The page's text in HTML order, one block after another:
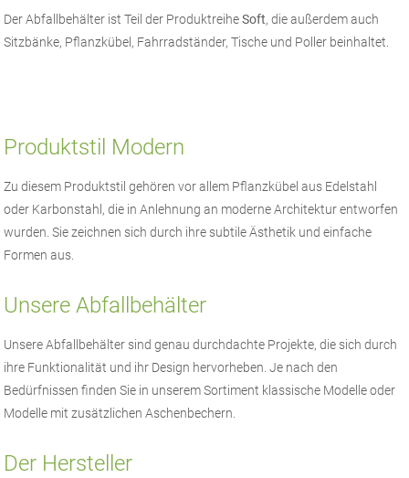
Der Abfallbehälter ist Teil der ProduktreiheSoft, die außerdem auch
Sitzbänke, Pflanzkübel, Fahrradständer, Tische und Poller beinhaltet.
Produktstil Modern
Zu diesem Produktstil gehören vor allem Pflanzkübel aus Edelstahl
oder Karbonstahl, die in Anlehnung an moderne Architektur entworfen
wurden. Sie zeichnen sich durch ihre subtile Ästhetik und einfache
Formen aus.
Unsere Abfallbehälter
Unsere Abfallbehälter sind genau durchdachte Projekte, die sich durch
ihre Funktionalität und ihr Design hervorheben. Je nach den
Bedürfnissen finden Sie in unserem Sortiment klassische Modelle oder
Modelle mit zusätzlichen Aschenbechern.
Der Hersteller